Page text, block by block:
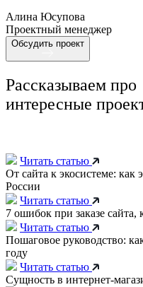
Алина Юсупова
Проектный менеджер
Обсудить проект
Рассказываем про
интересные
Читать статью
От сайта к экосистеме:
России
Читать статью
7 ошибок при заказе сайта,
Читать статью
Пошаговое руководство:
году
Читать статью
Сущность в интернет-